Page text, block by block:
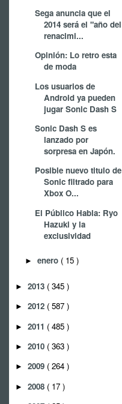
Sega anuncia que el
2014 será el "año del
renacimi...
Opinión: Lo retro esta
de moda
Los usuarios de
Android ya pueden
jugar Sonic Dash S
Sonic Dash S es
lanzado por
sorpresa en Japón.
Posible nuevo titulo de
Sonic filtrado para
Xbox O...
El Público Habla: Ryo
Hazuki y la
exclusividad
► enero ( 15 )
► 2013 ( 345 )
► 2012 ( 587 )
► 2011 ( 485 )
► 2010 ( 363 )
► 2009 ( 264 )
► 2008 ( 17 )